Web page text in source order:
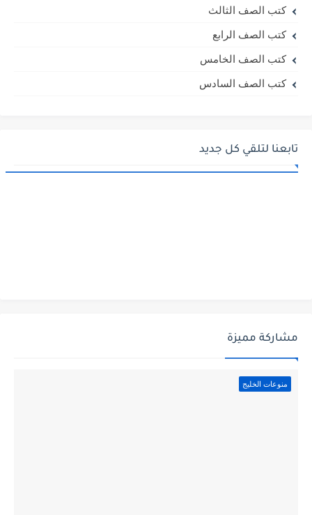
كتب الصف الثالث
كتب الصف الرابع
كتب الصف الخامس
كتب الصف السادس
تابعنا لتلقي كل جديد
مشاركة مميزة
منوعات الخليج